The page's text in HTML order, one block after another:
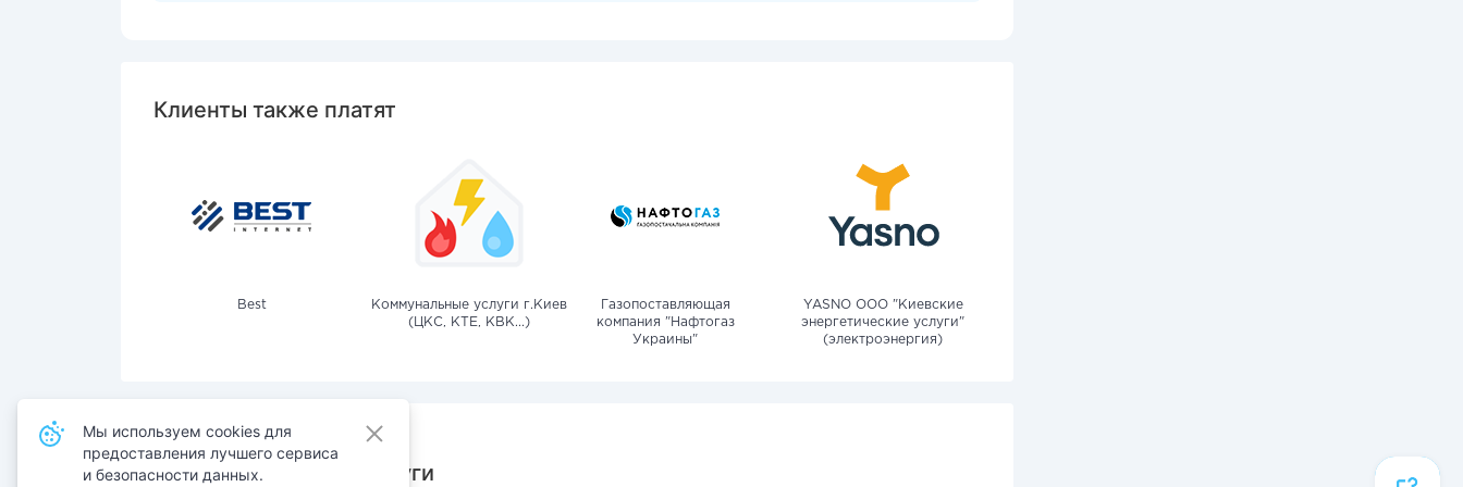
Клиенты также платят
Best
Коммунальные услуги г.Киев
(ЦКС, КТЕ, КВК...)
Газопоставляющая
компания "Нафтогаз
Украины"
YASNO OOO "Киевские
энергетические услуги"
(электроэнергия)
Также оплачивают услуги
Мы используем cookies для
предоставления лучшего сервиса
и безопасности данных.